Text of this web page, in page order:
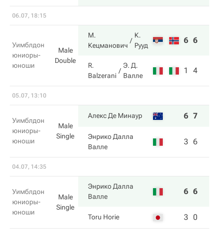
06.07, 18:15
Уимблдон
юниоры-
юноши
Male
Double
М.
Кецманович
К.
Рууд
6 6
R.
Balzerani
Э. Д.
Валле
1 4
05.07, 13:10
Уимблдон
юниоры-
юноши
Male
Single
Алекс Де Минаур 6 7
Энрико Далла
Валле
3 6
04.07, 14:35
Уимблдон
юниоры-
юноши
Male
Single
Энрико Далла
Валле
6 6
Toru Horie 3 0